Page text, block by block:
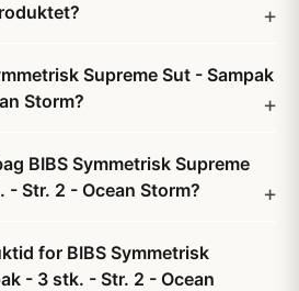
Supreme Sut - Sampak
Storm?
BIBS Symmetrisk Supreme
- Str. 2 - Ocean Storm?
for BIBS Symmetrisk
- 3 stk. - Str. 2 - Ocean